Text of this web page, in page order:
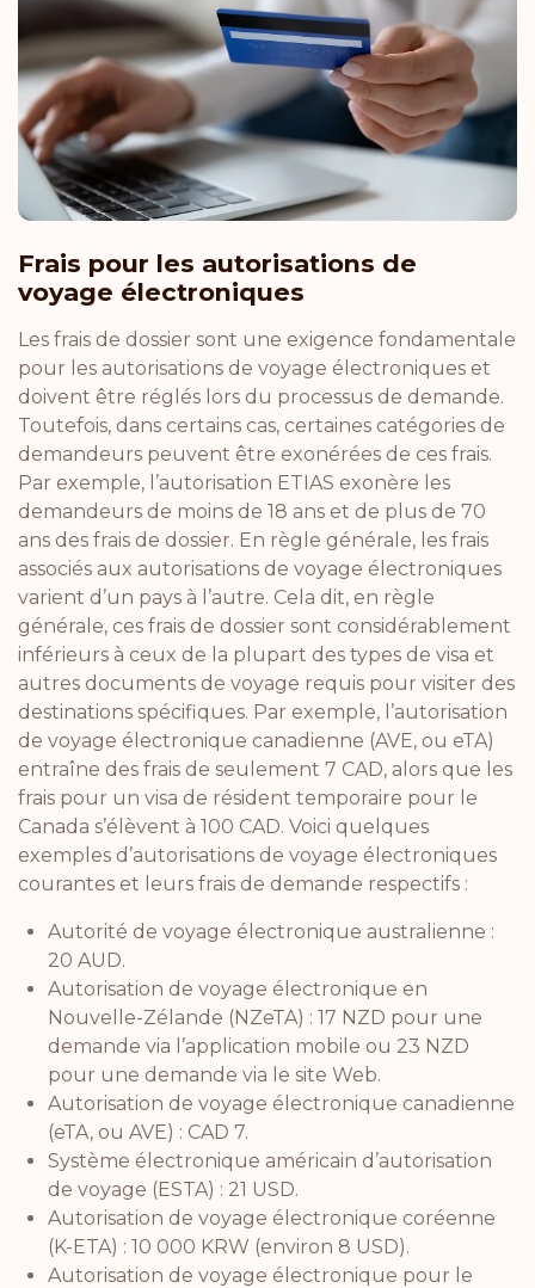
Frais pour les autorisations de
voyage électroniques
Les frais de dossier sont une exigence fondamentale
pour les autorisations de voyage électroniques et
doivent être réglés lors du processus de demande.
Toutefois, dans certains cas, certaines catégories de
demandeurs peuvent être exonérées de ces frais.
Par exemple, l’autorisation ETIAS exonère les
demandeurs de moins de 18 ans et de plus de 70
ans des frais de dossier. En règle générale, les frais
associés aux autorisations de voyage électroniques
varient d’un pays à l’autre. Cela dit, en règle
générale, ces frais de dossier sont considérablement
inférieurs à ceux de la plupart des types de visa et
autres documents de voyage requis pour visiter des
destinations spécifiques. Par exemple, l’autorisation
de voyage électronique canadienne (AVE, ou eTA)
entraîne des frais de seulement 7 CAD, alors que les
frais pour un visa de résident temporaire pour le
Canada s’élèvent à 100 CAD. Voici quelques
exemples d’autorisations de voyage électroniques
courantes et leurs frais de demande respectifs :
Autorité de voyage électronique australienne :
20 AUD.
Autorisation de voyage électronique en
Nouvelle-Zélande (NZeTA) : 17 NZD pour une
demande via l’application mobile ou 23 NZD
pour une demande via le site Web.
Autorisation de voyage électronique canadienne
(eTA, ou AVE) : CAD 7.
Système électronique américain d’autorisation
de voyage (ESTA) : 21 USD.
Autorisation de voyage électronique coréenne
(K-ETA) : 10 000 KRW (environ 8 USD).
Autorisation de voyage électronique pour le